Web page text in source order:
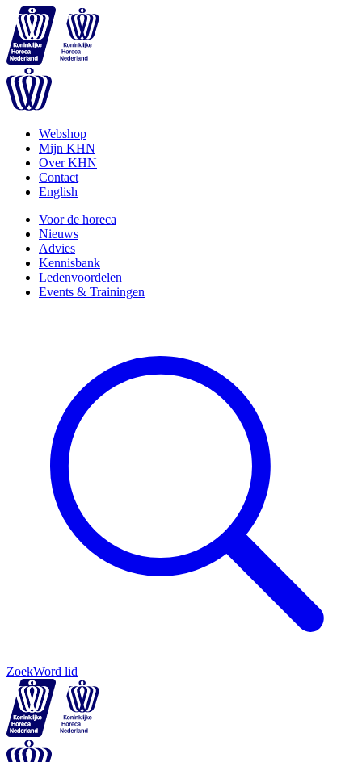
Webshop
Mijn KHN
Over KHN
Contact
English
Voor de horeca
Nieuws
Advies
Kennisbank
Ledenvoordelen
Events & Trainingen
ZoekWord lid